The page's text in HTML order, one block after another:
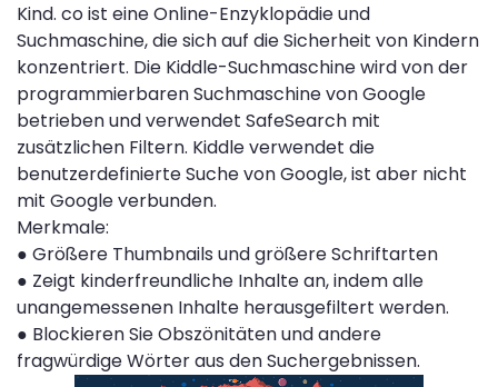
Kind. co ist eine Online-Enzyklopädie und
Suchmaschine, die sich auf die Sicherheit von Kindern
konzentriert. Die Kiddle-Suchmaschine wird von der
programmierbaren Suchmaschine von Google
betrieben und verwendet SafeSearch mit
zusätzlichen Filtern. Kiddle verwendet die
benutzerdefinierte Suche von Google, ist aber nicht
mit Google verbunden.
Merkmale:
● Größere Thumbnails und größere Schriftarten
● Zeigt kinderfreundliche Inhalte an, indem alle
unangemessenen Inhalte herausgefiltert werden.
● Blockieren Sie Obszönitäten und andere
fragwürdige Wörter aus den Suchergebnissen.